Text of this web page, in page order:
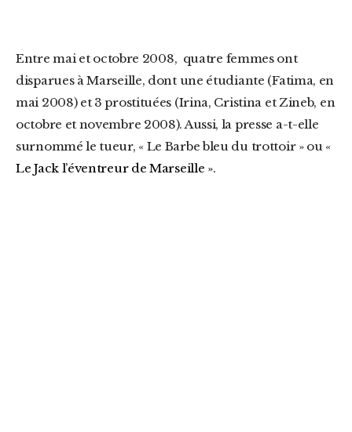
Entre mai et octobre 2008, quatre femmes ont
disparues à Marseille, dont une étudiante (Fatima, en
mai 2008) et 3 prostituées (Irina, Cristina et Zineb, en
octobre et novembre 2008). Aussi, la presse a-t-elle
surnommé le tueur, « Le Barbe bleu du trottoir » ou «
Le Jack l’éventreur de Marseille ».